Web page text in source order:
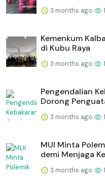
3 months ago
Kemenkum
di Kubu Raya
3 months ago
Pengendalian
Dorong
3 months ago
MUI Minta
demi Menjaga
3 months ago